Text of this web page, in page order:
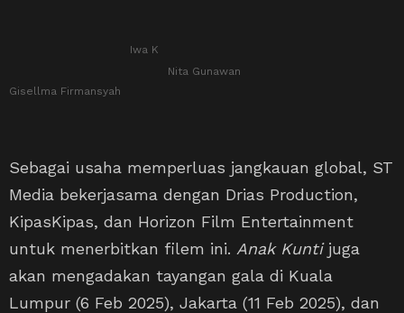
Gisellma Firmansyah
Iwa K
Nita Gunawan
Sebagai usaha memperluas jangkauan global, ST
Media bekerjasama dengan Drias Production,
KipasKipas, dan Horizon Film Entertainment
untuk menerbitkan filem ini. Anak Kuntijuga
akan mengadakan tayangan gala di Kuala
Lumpur (6 Feb 2025), Jakarta (11 Feb 2025), dan